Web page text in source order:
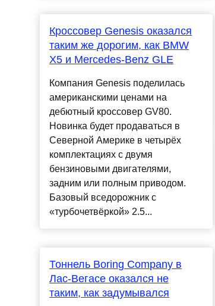
Кроссовер Genesis оказался
таким же дорогим, как BMW
X5 и Mercedes-Benz GLE
Компания Genesis поделилась
американскими ценами на
дебютный кроссовер GV80.
Новинка будет продаваться в
Северной Америке в четырёх
комплектациях с двумя
бензиновыми двигателями,
задним или полным приводом.
Базовый вседорожник с
«турбочетвёркой» 2.5...
Тоннель Boring Company в
Лас-Вегасе оказался не
таким, как задумывался